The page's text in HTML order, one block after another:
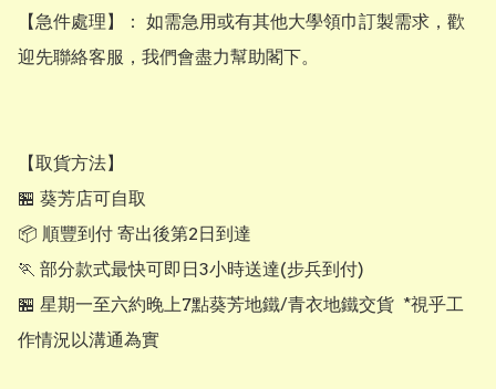
【​急件處理】： 如需急用或有其他大學領巾訂製需求，歡
迎先聯絡客服，我們會盡力幫助閣下。
【取貨方法】
🏪 葵芳店可自取
📦 順豐到付 寄出後第2日到達
🏃 部分款式最快可即日3小時送達(步兵到付)
🏪 星期一至六約晚上7點葵芳地鐵/青衣地鐵交貨  *視乎工
作情況以溝通為實